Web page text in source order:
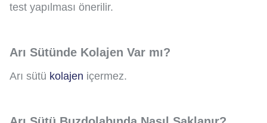
test yapılması önerilir.
Arı Sütünde Kolajen Var mı?
Arı sütü kolajen içermez.